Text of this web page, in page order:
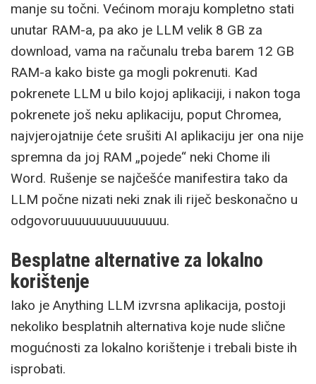
manje su točni. Većinom moraju kompletno stati
unutar RAM-a, pa ako je LLM velik 8 GB za
download, vama na računalu treba barem 12 GB
RAM-a kako biste ga mogli pokrenuti. Kad
pokrenete LLM u bilo kojoj aplikaciji, i nakon toga
pokrenete još neku aplikaciju, poput Chromea,
najvjerojatnije ćete srušiti AI aplikaciju jer ona nije
spremna da joj RAM „pojede“ neki Chome ili
Word. Rušenje se najčešće manifestira tako da
LLM počne nizati neki znak ili riječ beskonačno u
odgovoruuuuuuuuuuuuuuu.
Besplatne alternative za lokalno
korištenje
Iako je Anything LLM izvrsna aplikacija, postoji
nekoliko besplatnih alternativa koje nude slične
mogućnosti za lokalno korištenje i trebali biste ih
isprobati.